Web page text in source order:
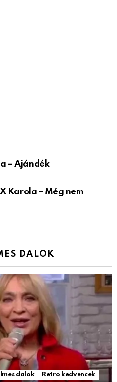
– Ajándék
Karola – Még nem
DALOK
dalok Retro kedvencek